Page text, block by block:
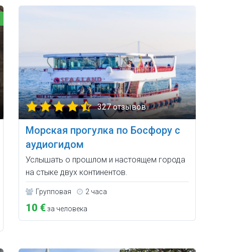
327 отзывов
Морская прогулка по Босфору с
аудиогидом
Услышать о прошлом и настоящем города
на стыке двух континентов.
Групповая 2 часа
10 €за человека